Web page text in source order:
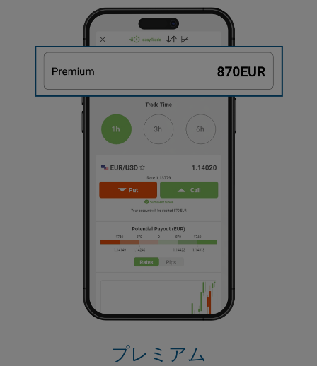
プレミアム